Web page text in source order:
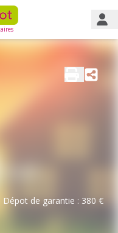
Dépot de garantie : 380 €